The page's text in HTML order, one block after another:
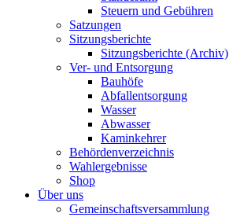
Steuern und Gebühren
Satzungen
Sitzungsberichte
Sitzungsberichte (Archiv)
Ver- und Entsorgung
Bauhöfe
Abfallentsorgung
Wasser
Abwasser
Kaminkehrer
Behördenverzeichnis
Wahlergebnisse
Shop
Über uns
Gemeinschaftsversammlung